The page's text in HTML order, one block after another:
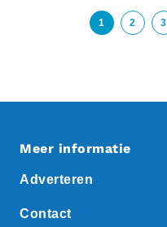
1 2 3
Meer informatie
Adverteren
Contact